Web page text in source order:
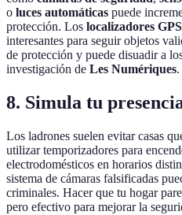
o luces automáticas puede
protección. Los localizadores GPS
interesantes para seguir objetos
de protección y puede disuadir a
investigación de Les Numériques.
8. Simula tu
Los ladrones suelen evitar casas
utilizar temporizadores para
electrodomésticos en horarios
sistema de cámaras falsificadas
criminales. Hacer que tu hogar
pero efectivo para mejorar la